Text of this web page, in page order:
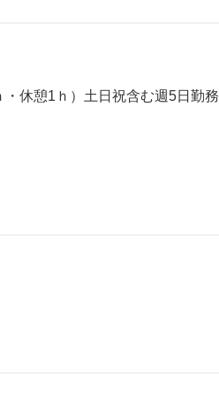
休憩1ｈ）土日祝含む週5日勤務